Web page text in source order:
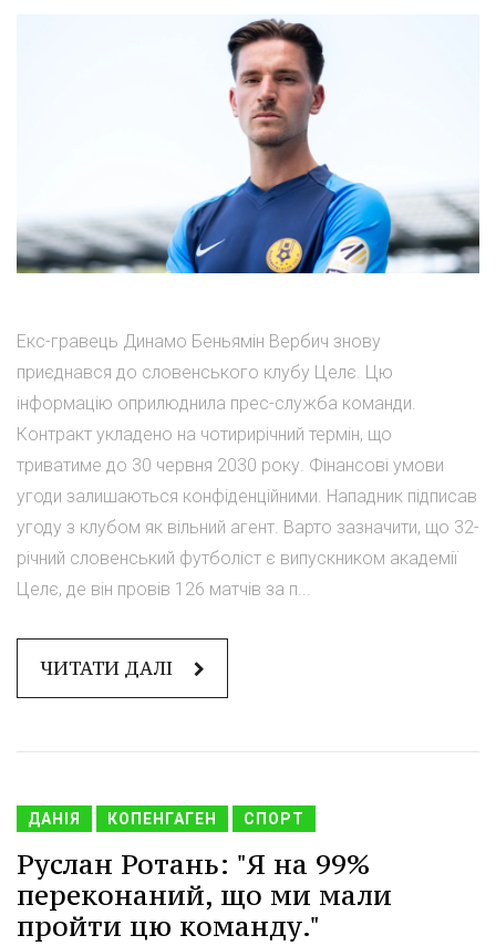
Екс-гравець Динамо Беньямін Вербич знову
приєднався до словенського клубу Целє. Цю
інформацію оприлюднила прес-служба команди.
Контракт укладено на чотирирічний термін, що
триватиме до 30 червня 2030 року. Фінансові умови
угоди залишаються конфіденційними. Нападник підписав
угоду з клубом як вільний агент. Варто зазначити, що 32-
річний словенський футболіст є випускником академії
Целє, де він провів 126 матчів за п...
ЧИТАТИ ДАЛІ
ДАНІЯ КОПЕНГАГЕН СПОРТ
Руслан Ротань: "Я на 99%
переконаний, що ми мали
пройти цю команду."